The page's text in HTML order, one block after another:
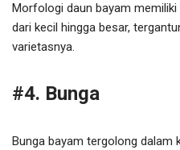
Morfologi daun bayam memiliki
dari kecil hingga besar,
varietasnya.
#4. Bunga
Bunga bayam tergolong dalam